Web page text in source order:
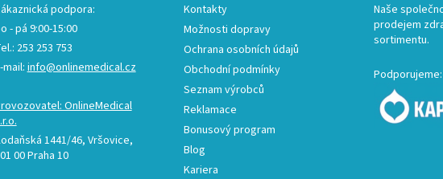
podpora:
- pá 9:00-15:00
253 253 753
mail: info@onlinemedical.cz
OnlineMedical
1441/46, Vršovice,
00 Praha 10
Kontakty
Možnosti dopravy
Ochrana osobních údajů
Obchodní podmínky
Seznam výrobců
Reklamace
Bonusový program
Blog
Kariera
Naše
prodejem
sortimentu.
Podporujeme: